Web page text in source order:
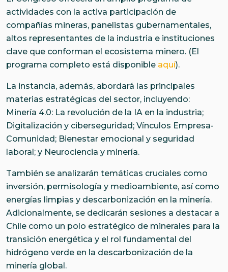
actividades con la activa participación de
compañías mineras, panelistas gubernamentales,
altos representantes de la industria e instituciones
clave que conforman el ecosistema minero. (El
programa completo está disponible aquí).
La instancia, además, abordará las principales
materias estratégicas del sector, incluyendo:
Minería 4.0: La revolución de la IA en la industria;
Digitalización y ciberseguridad; Vínculos Empresa-
Comunidad; Bienestar emocional y seguridad
laboral; y Neurociencia y minería.
También se analizarán temáticas cruciales como
inversión, permisología y medioambiente, así como
energías limpias y descarbonización en la minería.
Adicionalmente, se dedicarán sesiones a destacar a
Chile como un polo estratégico de minerales para la
transición energética y el rol fundamental del
hidrógeno verde en la descarbonización de la
minería global.